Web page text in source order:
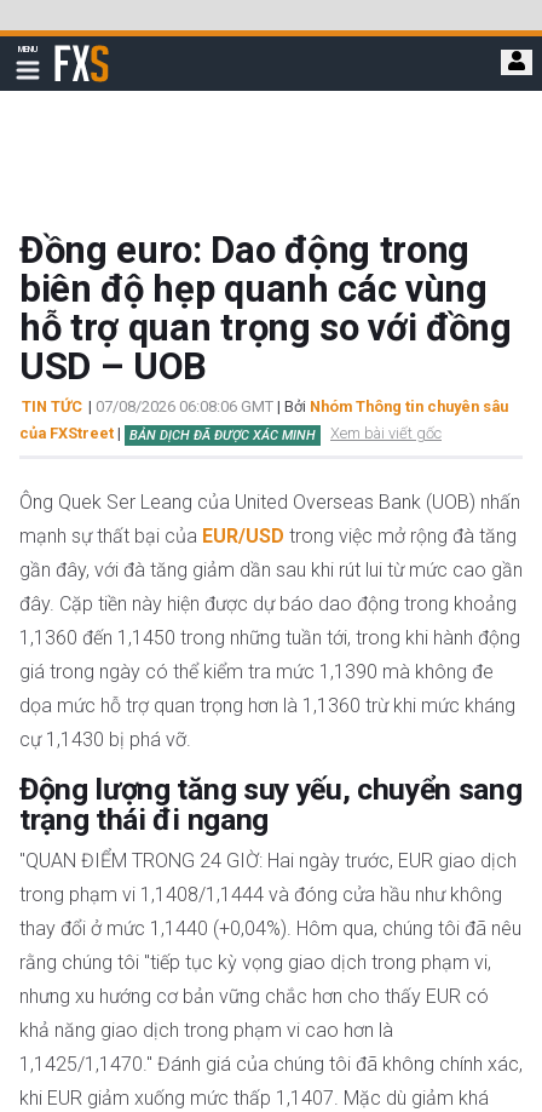
qua
đi
MENU
Hiển
thị
FXStreet
Đồng euro: Dao động trong
biên độ hẹp quanh các vùng
hỗ trợ quan trọng so với đồng
USD – UOB
TIN TỨC | 07/08/2026 06:08:06 GMT | Bởi Nhóm Thông tin chuyên sâu
của FXStreet | BẢN DỊCH ĐÃ ĐƯỢC XÁC MINH Xem bài viết gốc
Ông Quek Ser Leang của United Overseas Bank (UOB) nhấn
mạnh sự thất bại của EUR/USD trong việc mở rộng đà tăng
gần đây, với đà tăng giảm dần sau khi rút lui từ mức cao gần
đây. Cặp tiền này hiện được dự báo dao động trong khoảng
1,1360 đến 1,1450 trong những tuần tới, trong khi hành động
giá trong ngày có thể kiểm tra mức 1,1390 mà không đe
dọa mức hỗ trợ quan trọng hơn là 1,1360 trừ khi mức kháng
cự 1,1430 bị phá vỡ.
Động lượng tăng suy yếu, chuyển sang
trạng thái đi ngang
"QUAN ĐIỂM TRONG 24 GIỜ: Hai ngày trước, EUR giao dịch
trong phạm vi 1,1408/1,1444 và đóng cửa hầu như không
thay đổi ở mức 1,1440 (+0,04%). Hôm qua, chúng tôi đã nêu
rằng chúng tôi "tiếp tục kỳ vọng giao dịch trong phạm vi,
nhưng xu hướng cơ bản vững chắc hơn cho thấy EUR có
khả năng giao dịch trong phạm vi cao hơn là
1,1425/1,1470." Đánh giá của chúng tôi đã không chính xác,
khi EUR giảm xuống mức thấp 1,1407. Mặc dù giảm khá